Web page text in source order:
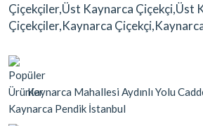
Çiçekçiler,Üst Kaynarca Çiçekçi,Üst
Çiçekçiler,Kaynarca
Kaynarca Mahallesi Aydınlı Yolu
Kaynarca Pendik İstanbul